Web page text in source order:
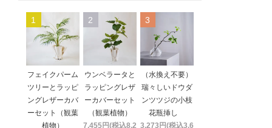
1
フェイクパーム
ツリーとラッピ
ングレザーカバ
ーセット（観葉
植物）
2
ウンベラータと
ラッピングレザ
ーカバーセット
（観葉植物）
7,455円(税込8,2
3
（水換え不要）
瑞々しいドウダ
ンツツジの小枝
花瓶挿し
3,273円(税込3,6